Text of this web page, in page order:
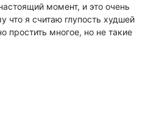
момент, и это очень
что я считаю глупость худшей
простить многое, но не такие